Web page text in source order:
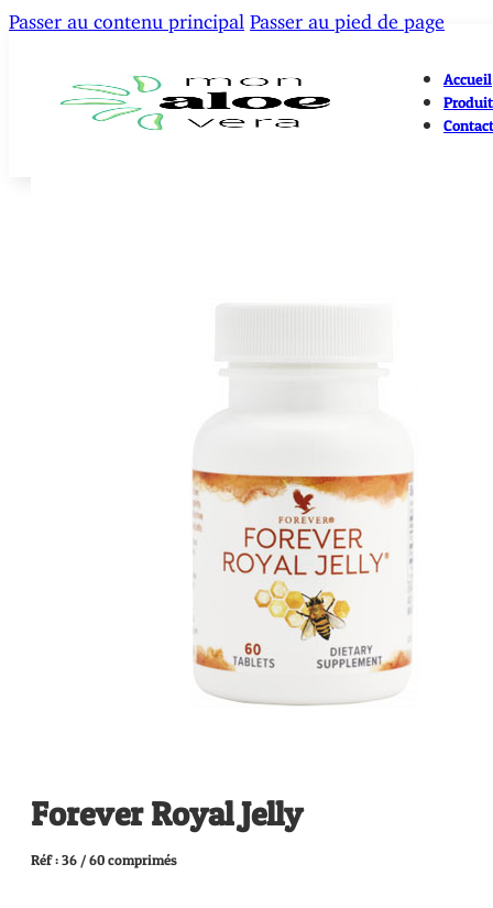
Passer au contenu principal Passer au pied de page
Accueil
Contact
Forever Royal Jelly
Réf : 36 / 60 comprimés